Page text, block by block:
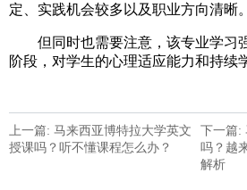
定、实践机会较多以及职业方向清晰。
但同时也需要注意，该专业学习
阶段，对学生的心理适应能力和持续
上一篇: 马来西亚博特拉大学英文
授课吗？听不懂课程怎么办？
下一篇:
吗？越
解析